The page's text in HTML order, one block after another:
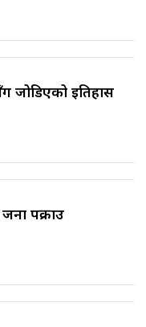
जोडिएको इतिहास
पक्राउ